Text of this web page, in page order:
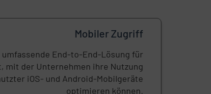
Mobiler Zugriff
umfassende End-to-End-Lösung für
mit der Unternehmen ihre Nutzung
iOS- und Android-Mobilgeräte
optimieren können.